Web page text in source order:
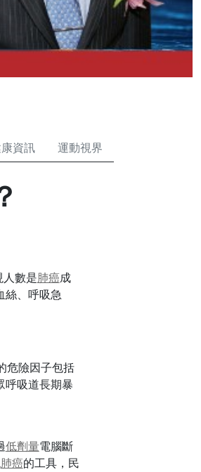
資訊 運動視界
數是肺癌成
絲、呼吸急
危險因子包括
呼吸道長期暴
低劑量電腦斷
肺癌的工具，民